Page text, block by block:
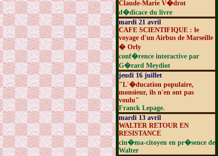
Claude-Marie V�drot
d�dicace du livre
mardi 21 avril
CAFE SCIENTIFIQUE : le
voyage d'un Airbus de Marseille
� Orly
conf�rence interactive par
G�rard Meydiot
jeudi 16 juillet
"L'�ducation populaire,
monsieur, ils n'en ont pas
voulu"
Franck Lepage.
mardi 13 avril
WALTER RETOUR EN
RESISTANCE
cin�ma-citoyen en pr�sence de
Walter